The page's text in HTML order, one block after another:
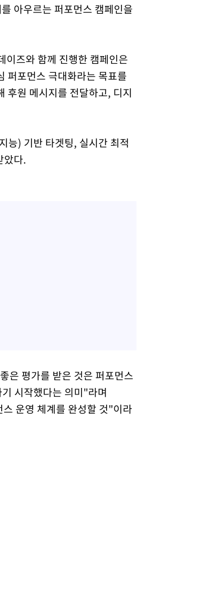
아우르는 퍼포먼스 캠페인을
이즈와 함께 진행한 캠페인은
퍼포먼스 극대화라는 목표를
후원 메시지를 전달하고, 디지
능) 기반 타겟팅, 실시간 최적
았다.
은 평가를 받은 것은 퍼포먼스
시작했다는 의미"라며
운영 체계를 완성할 것"이라